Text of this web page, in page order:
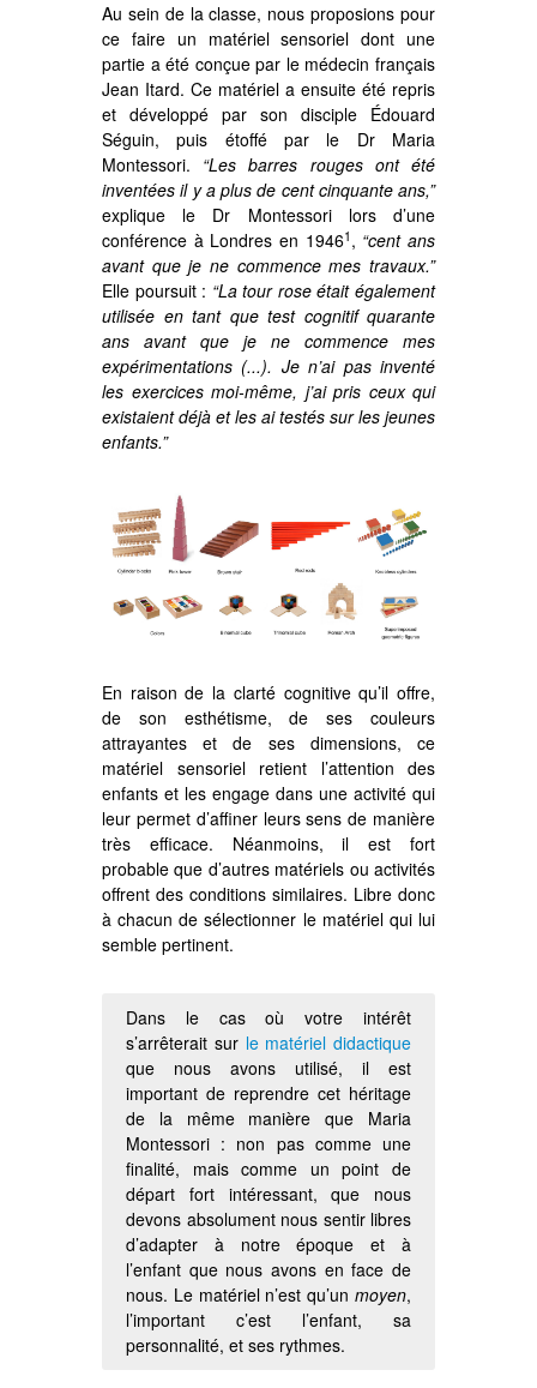
Au sein de la classe, nous proposions pour
ce faire un matériel sensoriel dont une
partie a été conçue par le médecin français
Jean Itard. Ce matériel a ensuite été repris
et développé par son disciple Édouard
Séguin, puis étoffé par le Dr Maria
Montessori. “Les barres rouges ont été
inventées il y a plus de cent cinquante ans,”
explique le Dr Montessori lors d’une
conférence à Londres en 19461 , “cent ans
avant que je ne commence mes travaux.”
Elle poursuit : “La tour rose était également
utilisée en tant que test cognitif quarante
ans avant que je ne commence mes
expérimentations (...). Je n’ai pas inventé
les exercices moi-même, j’ai pris ceux qui
existaient déjà et les ai testés sur les jeunes
enfants.”
En raison de la clarté cognitive qu’il offre,
de son esthétisme, de ses couleurs
attrayantes et de ses dimensions, ce
matériel sensoriel retient l’attention des
enfants et les engage dans une activité qui
leur permet d’affiner leurs sens de manière
très efficace. Néanmoins, il est fort
probable que d’autres matériels ou activités
offrent des conditions similaires. Libre donc
à chacun de sélectionner le matériel qui lui
semble pertinent.
Dans le cas où votre intérêt
s’arrêterait sur le matériel didactique
que nous avons utilisé, il est
important de reprendre cet héritage
de la même manière que Maria
Montessori : non pas comme une
finalité, mais comme un point de
départ fort intéressant, que nous
devons absolument nous sentir libres
d’adapter à notre époque et à
l’enfant que nous avons en face de
nous. Le matériel n’est qu’un moyen,
l’important c’est l’enfant, sa
personnalité, et ses rythmes.